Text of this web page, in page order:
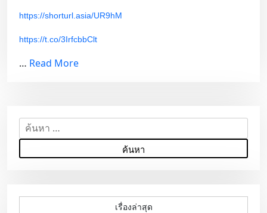
https://shorturl.asia/UR9hM
https://t.co/3IrfcbbClt
… Read More
น
ห
เรื่องล่าสุด